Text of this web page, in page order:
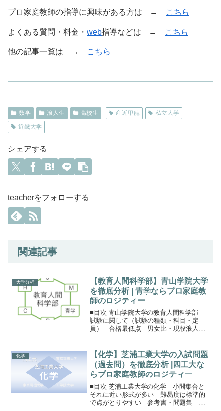
プロ家庭教師の指導に興味がある方は → こちら
よくある質問・料金・ web指導などは → こちら
他の記事一覧は → こちら
数学 浪人生 高校生 産近甲龍
私立大学
近畿大学
シェアする
teacherをフォローする
関連記事
大学分析
【教育人間科学部】青山学院大学
を徹底分析 | 青学ならプロ家庭教
師のロジティー
■目次 青山学院大学の教育人間科学部
試験に関して（試験の種類・科目・定
員） 合格最低点 男女比・現役浪人比
ットをあてた文系学部が、教育人間科学
部です。「臨床」 「発達...
化学
【化学】芝浦工業大学の入試問題
（過去問）を徹底分析 |四工大な
らプロ家庭教師のロジティー
■目次 芝浦工業大学の化学 小問集合と
それに近い形式が多い 難易度は標準的
で点がとりやすい 参考書・問題集 ま